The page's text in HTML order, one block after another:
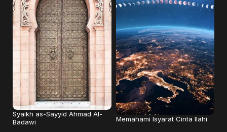
Syaikh as-Sayyid Ahmad Al-
Badawi
Memahami Isyarat Cinta Ilahi